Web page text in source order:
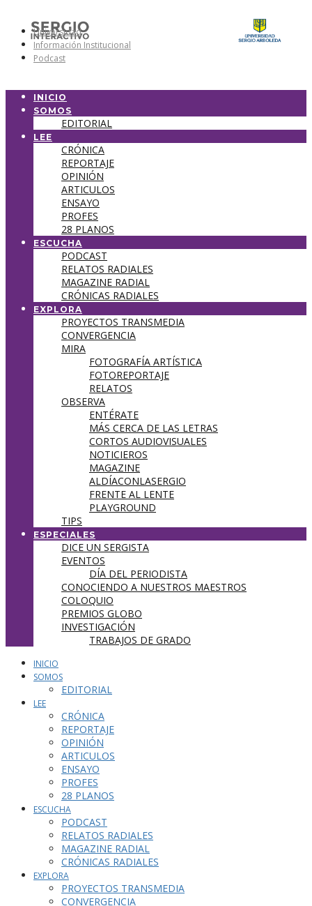
Universidad
Información Institucional
Podcast
INICIO
SOMOS
EDITORIAL
LEE
CRÓNICA
REPORTAJE
OPINIÓN
ARTICULOS
ENSAYO
PROFES
28 PLANOS
ESCUCHA
PODCAST
RELATOS RADIALES
MAGAZINE RADIAL
CRÓNICAS RADIALES
EXPLORA
PROYECTOS TRANSMEDIA
CONVERGENCIA
MIRA
FOTOGRAFÍA ARTÍSTICA
FOTOREPORTAJE
RELATOS
OBSERVA
ENTÉRATE
MÁS CERCA DE LAS LETRAS
CORTOS AUDIOVISUALES
NOTICIEROS
MAGAZINE
ALDÍACONLASERGIO
FRENTE AL LENTE
PLAYGROUND
TIPS
ESPECIALES
DICE UN SERGISTA
EVENTOS
DÍA DEL PERIODISTA
CONOCIENDO A NUESTROS MAESTROS
COLOQUIO
PREMIOS GLOBO
INVESTIGACIÓN
TRABAJOS DE GRADO
INICIO
SOMOS
EDITORIAL
LEE
CRÓNICA
REPORTAJE
OPINIÓN
ARTICULOS
ENSAYO
PROFES
28 PLANOS
ESCUCHA
PODCAST
RELATOS RADIALES
MAGAZINE RADIAL
CRÓNICAS RADIALES
EXPLORA
PROYECTOS TRANSMEDIA
CONVERGENCIA